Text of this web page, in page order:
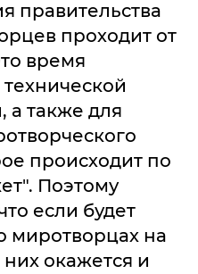
правительства
проходит от
время
а также для
происходит по
Поэтому
если будет
миротворцах на
окажется и